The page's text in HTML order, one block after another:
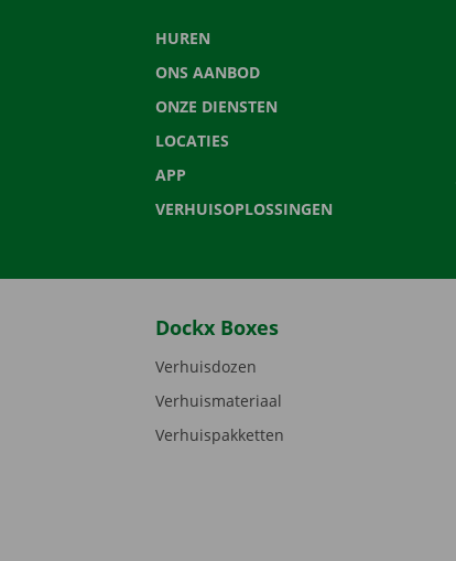
HUREN
ONS AANBOD
ONZE DIENSTEN
LOCATIES
APP
VERHUISOPLOSSINGEN
Dockx Boxes
Verhuisdozen
Verhuismateriaal
Verhuispakketten